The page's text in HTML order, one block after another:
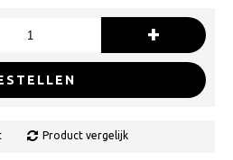
+
Product vergelijk